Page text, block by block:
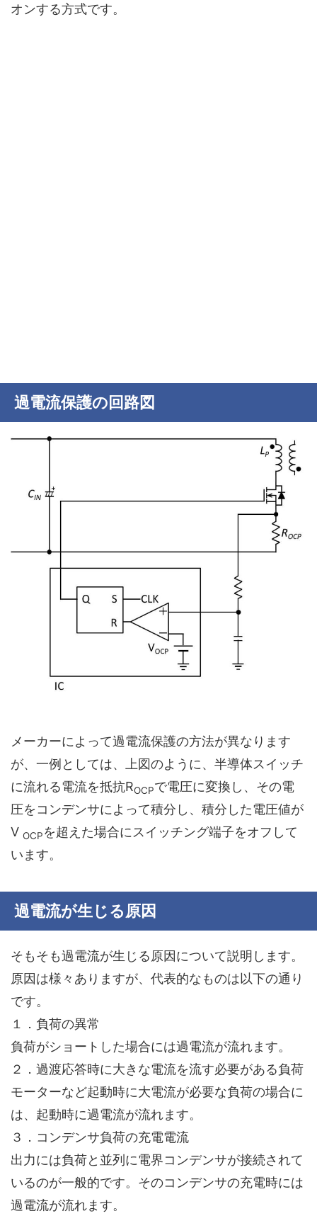
オンする方式です。
過電流保護の回路図
メーカーによって過電流保護の方法が異なります
が、一例としては、上図のように、半導体スイッチ
に流れる電流を抵抗ROCPで電圧に変換し、その電
圧をコンデンサによって積分し、積分した電圧値が
V OCPを超えた場合にスイッチング端子をオフして
います。
過電流が生じる原因
そもそも過電流が生じる原因について説明します。
原因は様々ありますが、代表的なものは以下の通り
です。
１．負荷の異常
負荷がショートした場合には過電流が流れます。
２．過渡応答時に大きな電流を流す必要がある負荷
モーターなど起動時に大電流が必要な負荷の場合に
は、起動時に過電流が流れます。
３．コンデンサ負荷の充電電流
出力には負荷と並列に電界コンデンサが接続されて
いるのが一般的です。そのコンデンサの充電時には
過電流が流れます。